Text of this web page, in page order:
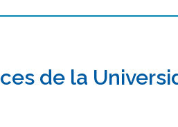
Nutrición y Tecnología de
de la